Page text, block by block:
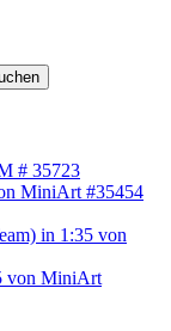
# 35723
MiniArt #35454
in 1:35 von
von MiniArt